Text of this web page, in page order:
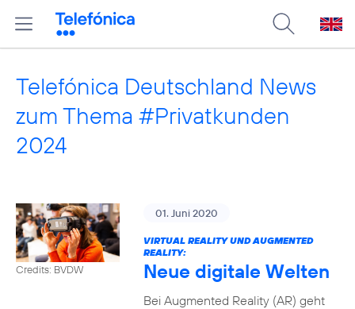
Telefónica Deutschland News
zum Thema #Privatkunden
2024
Credits: BVDW
01. Juni 2020
VIRTUAL REALITY UND AUGMENTED
REALITY:
Neue digitale Welten
Bei Augmented Reality (AR) geht